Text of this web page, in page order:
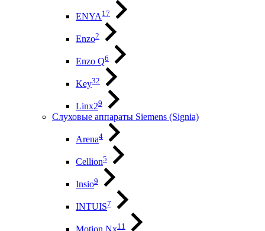
ENYA 17
Enzo2
Enzo Q6
Key32
Linx29
Слуховые аппараты Siemens (Signia)
Arena4
Cellion5
Insio9
INTUIS7
11